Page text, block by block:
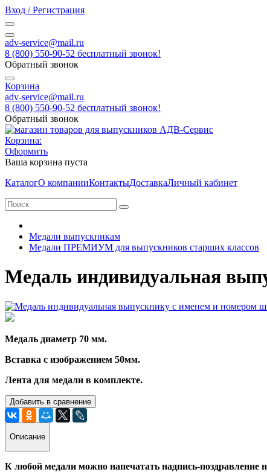
Вход / Регистрация
adv-service@mail.ru
8 (800) 550-90-52 бесплатный звонок!
Обратный звонок
Корзина
adv-service@mail.ru
8 (800) 550-90-52 бесплатный звонок!
Обратный звонок
Корзина:
Оформить
Ваша корзина пуста
КаталогО компанииКонтактыДоставкаЛичный кабинет
Медали выпускникам
Медали ПРЕМИУМ для выпускников старших классов
Медаль индивидуальная
Медаль диаметр 70 мм.
Вставка с изображением 50мм.
Лента для медали в комплекте.
Добавить в сравнение
Описание
К любой медали можно напечатать надпись-поздравление